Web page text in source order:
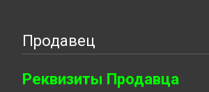
Продавец
Реквизиты Продавца